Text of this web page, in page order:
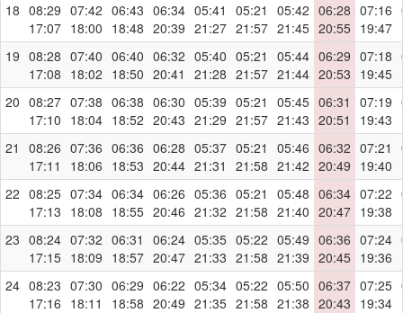
18 08:29
17:07
07:42
18:00
06:43
18:48
06:34
20:39
05:41
21:27
05:21
21:57
05:42
21:45
06:28
20:55
07:16
19:47
19 08:28
17:08
07:40
18:02
06:40
18:50
06:32
20:41
05:40
21:28
05:21
21:57
05:44
21:44
06:29
20:53
07:18
19:45
20 08:27
17:10
07:38
18:04
06:38
18:52
06:30
20:43
05:39
21:29
05:21
21:57
05:45
21:43
06:31
20:51
07:19
19:43
21
08:26
17:11
07:36
18:06
06:36
18:53
06:28
20:44
05:37
21:31
05:21
21:58
05:46
21:42
06:32
20:49
07:21
19:40
22 08:25
17:13
07:34
18:08
06:34
18:55
06:26
20:46
05:36
21:32
05:21
21:58
05:48
21:40
06:34
20:47
07:22
19:38
23 08:24
17:15
07:32
18:09
06:31
18:57
06:24
20:47
05:35
21:33
05:22
21:58
05:49
21:39
06:36
20:45
07:24
19:36
24 08:23
17:16
07:30
18:11
06:29
18:58
06:22
20:49
05:34
21:35
05:22
21:58
05:50
21:38
06:37
20:43
07:25
19:34